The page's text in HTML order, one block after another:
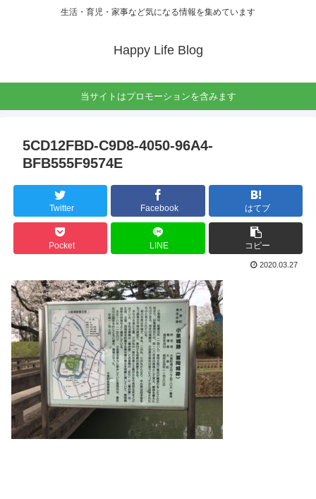
生活・育児・家事など気になる情報を集めています
Happy Life Blog
当サイトはプロモーションを含みます
5CD12FBD-C9D8-4050-96A4-
BFB555F9574E
Twitter Facebook はてブ
Pocket LINE コピー
2020.03.27